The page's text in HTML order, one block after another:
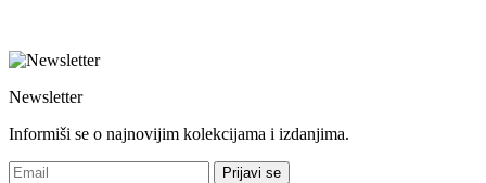
Newsletter
Informiši se o najnovijim kolekcijama i izdanjima.
Prijavi se